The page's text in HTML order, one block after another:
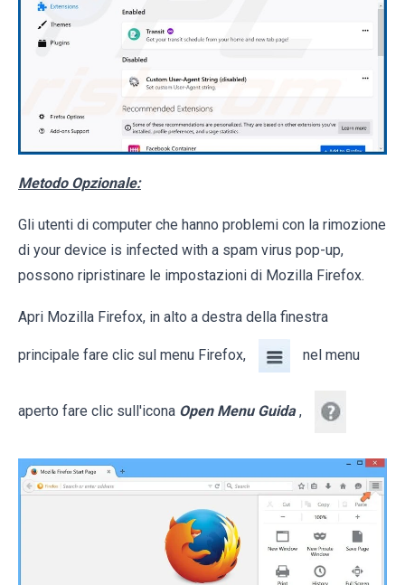
Metodo Opzionale:
Gli utenti di computer che hanno problemi con la rimozione
di your device is infected with a spam virus pop-up,
possono ripristinare le impostazioni di Mozilla Firefox.
Apri Mozilla Firefox, in alto a destra della finestra
principale fare clic sul menu Firefox, nel menu
aperto fare clic sull'icona Open Menu Guida ,